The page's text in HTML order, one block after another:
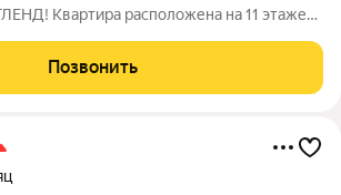
Квартира расположена на 11 этаже
комнаты 14,7; 11,6 и 10,9 м.
и
Позвонить